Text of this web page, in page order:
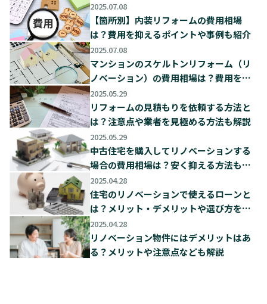
2025.07.08
【箇所別】内装リフォームの費用相場
は？費用を抑えるポイントや事例も紹介
2025.07.08
マンションのスケルトンリフォーム（リ
ノベーション）の費用相場は？費用を抑
えるポイントも解説
2025.05.29
リフォームの見積もりを依頼する方法と
は？注意点や業者を見極める方法も解説
2025.05.29
中古住宅を購入してリノベーションする
場合の費用相場は？安く抑える方法も解
説
2025.04.28
住宅のリノベーションで使えるローンと
は？メリット・デメリットや選び方を解
説
2025.04.28
リノベーション物件にはデメリットはあ
る？メリットや注意点なども解説